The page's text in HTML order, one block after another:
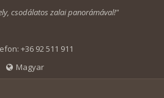
csodálatos zalai panorámával!"
+36 92 511 911
Magyar